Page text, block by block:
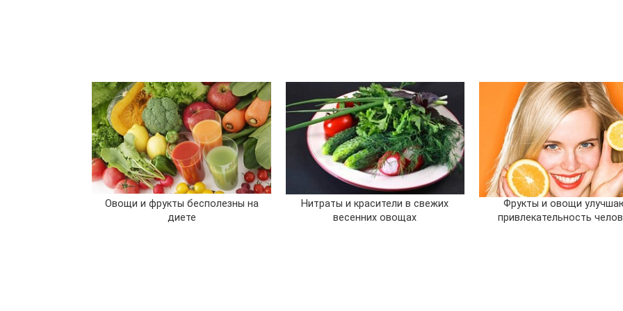
Овощи и фрукты бесполезны на
диете
Нитраты и красители в свежих
весенних овощах
Фрукты и овощи
привлекательность